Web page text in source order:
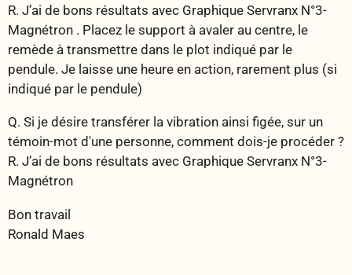
R. J’ai de bons résultats avec Graphique Servranx N°3-
Magnétron . Placez le support à avaler au centre, le
remède à transmettre dans le plot indiqué par le
pendule. Je laisse une heure en action, rarement plus (si
indiqué par le pendule)
Q. Si je désire transférer la vibration ainsi figée, sur un
témoin-mot d'une personne, comment dois-je procéder ?
R. J’ai de bons résultats avec Graphique Servranx N°3-
Magnétron
Bon travail
Ronald Maes